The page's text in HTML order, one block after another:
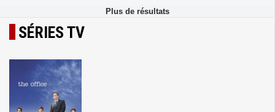
SÉRIES TV